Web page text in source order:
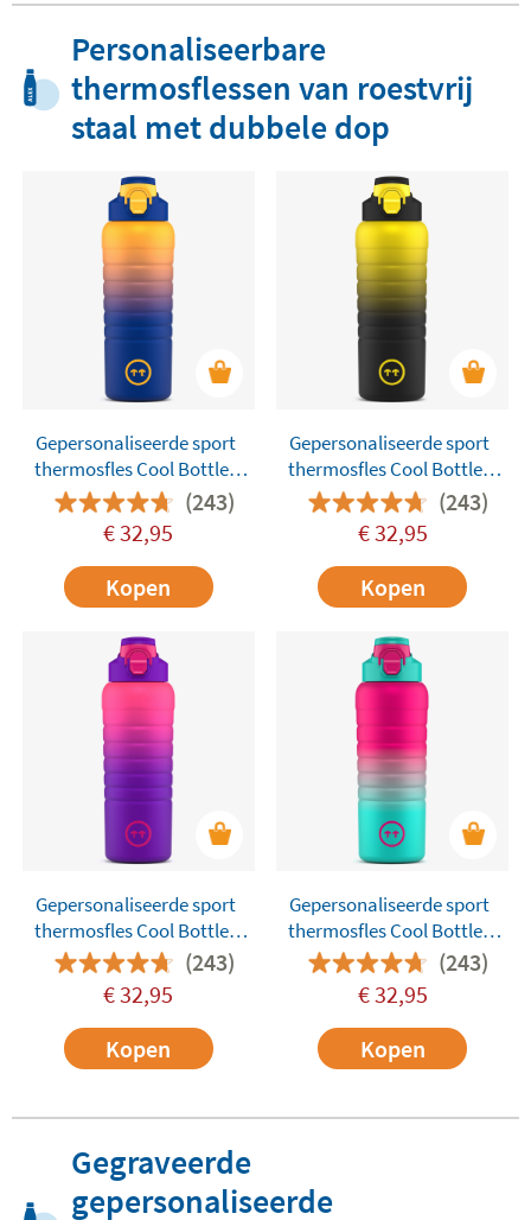
Personaliseerbare
thermosflessen van roestvrij
staal met dubbele dop
Gepersonaliseerde sport
thermosfles Cool Bottles
725 ml
(243)
€32,95
Kopen
Gepersonaliseerde sport
thermosfles Cool Bottles
725 ml
(243)
€32,95
Kopen
Gepersonaliseerde sport
thermosfles Cool Bottles
725 ml
(243)
€32,95
Kopen
Gepersonaliseerde sport
thermosfles Cool Bottles
725 ml
(243)
€32,95
Kopen
Gegraveerde
gepersonaliseerde